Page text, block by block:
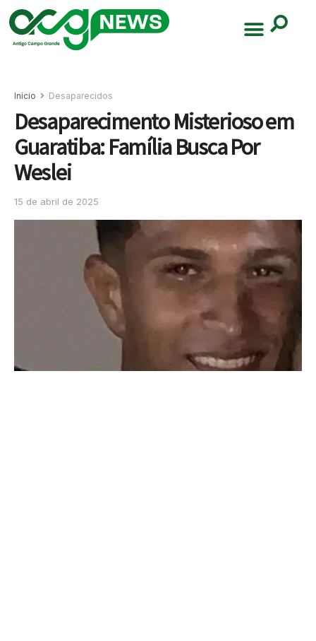
Início Desaparecidos
Desaparecimento Misterioso em
Guaratiba: Família Busca Por
Weslei
15 de abril de 2025